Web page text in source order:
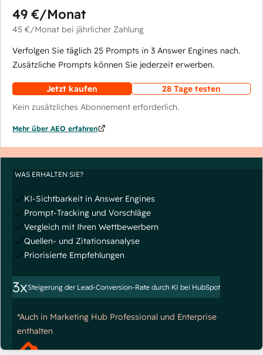
49 €/Monat
45 €/Monat bei jährlicher Zahlung
Verfolgen Sie täglich 25 Prompts in 3 Answer Engines nach.
Zusätzliche Prompts können Sie jederzeit erwerben.
Jetzt kaufen
28 Tage testen
Kein zusätzliches Abonnement erforderlich.
Mehr über AEO erfahren
WAS ERHALTEN SIE?
KI-Sichtbarkeit in Answer Engines
Prompt-Tracking und Vorschläge
Vergleich mit Ihren Wettbewerbern
Quellen- und Zitationsanalyse
Priorisierte Empfehlungen
3xSteigerung der Lead-Conversion-Rate durch KI bei HubSpot
*Auch in Marketing Hub Professional und Enterprise
enthalten